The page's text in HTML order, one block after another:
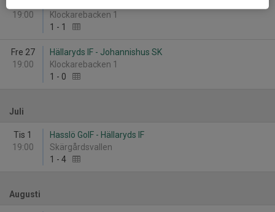
19:00
Klockarebacken 1
1 - 1
Fre 27
19:00
Hällaryds IF - Johannishus SK
Klockarebacken 1
1 - 0
Juli
Tis 1
19:00
Hasslö GoIF - Hällaryds IF
Skärgårdsvallen
1 - 4
Augusti